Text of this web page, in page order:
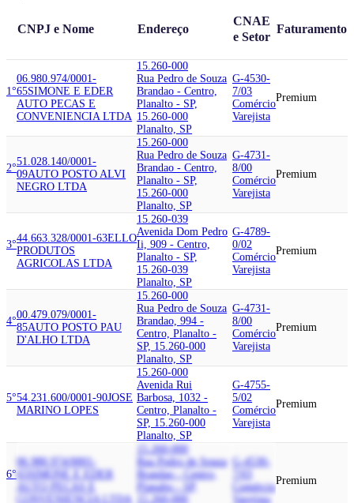
CNPJ e Nome Endereço
CNAE
e Setor
Faturamento
1°
06.980.974/0001-
65SIMONE E EDER
AUTO PECAS E
CONVENIENCIA LTDA
15.260-000
Rua Pedro de Souza
Brandao - Centro,
Planalto - SP,
15.260-000
Planalto, SP
G-4530-
7/03
Comércio
Varejista
Premium
2°
51.028.140/0001-
09AUTO POSTO ALVI
NEGRO LTDA
15.260-000
Rua Pedro de Souza
Brandao - Centro,
Planalto - SP,
15.260-000
Planalto, SP
G-4731-
8/00
Comércio
Varejista
Premium
3°
44.663.328/0001-63ELLO
PRODUTOS
AGRICOLAS LTDA
15.260-039
Avenida Dom Pedro
Ii, 909 - Centro,
Planalto - SP,
15.260-039
Planalto, SP
G-4789-
0/02
Comércio
Varejista
Premium
4°
00.479.079/0001-
85AUTO POSTO PAU
D'ALHO LTDA
15.260-000
Rua Pedro de Souza
Brandao, 994 -
Centro, Planalto -
SP, 15.260-000
Planalto, SP
G-4731-
8/00
Comércio
Varejista
Premium
5°54.231.600/0001-90JOSE
MARINO LOPES
15.260-000
Avenida Rui
Barbosa, 1032 -
Centro, Planalto -
SP, 15.260-000
Planalto, SP
G-4755-
5/02
Comércio
Varejista
Premium
6°
06.980.974/0001-
SIMONE E EDER
AUTO PECAS E
CONVENIENCIA LTDA
15.260-000
Rua Pedro de Souza
Brandao - Centro,
Planalto - SP,
15.260-000
G-4530-
Comércio
Varejista
Premium